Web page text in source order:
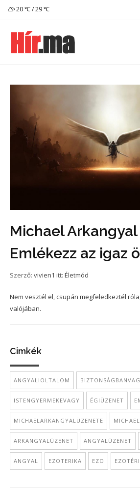
20 ℃ / 29 ℃
Michael
Emlékezz az igaz
Szerző: vivien1 itt: Életmód
Nem vesztél el, csupán megfeledkeztél
valójában.
Cimkék
ANGYALIOLTALOM
ISTENGYERMEKEVAGY ÉGIÜZENET
MICHAELARKANGYALÜZENETE
ARKANGYALÜZENET ANGYALÜZENET
ANGYAL EZOTERIKA EZO